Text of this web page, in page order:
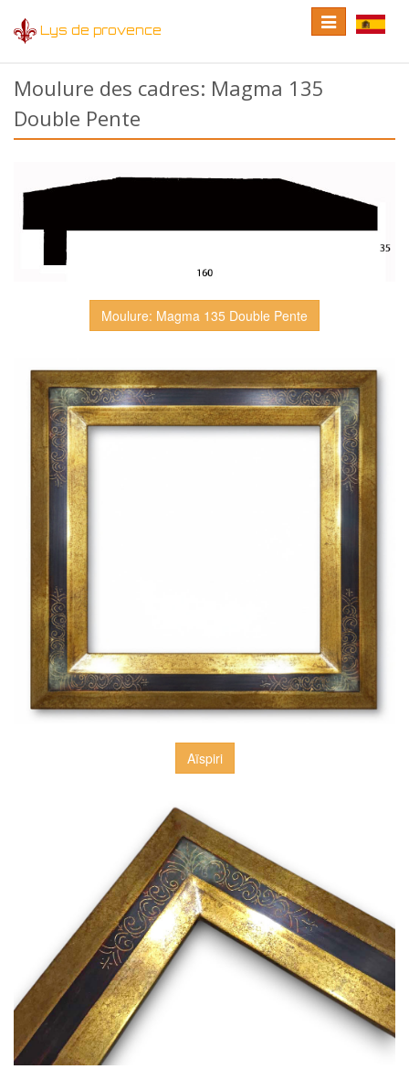
Lys de provence
Toggle
language
Toggle
navigation
Moulure des cadres: Magma 135
Double Pente
Moulure: Magma 135 Double Pente
Aïspiri